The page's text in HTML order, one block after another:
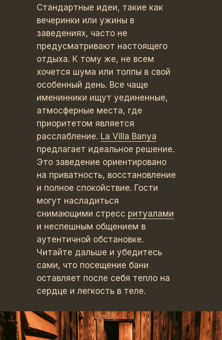
Стандартные идеи, такие как
вечеринки или ужины в
заведениях, часто не
предусматривают настоящего
отдыха. К тому же, не всем
хочется шума или толпы в свой
особенный день. Все чаще
именинники ищут уединенные,
атмосферные места, где
приоритетом является
расслабление. La Villa Banya
предлагает идеальное решение.
Это заведение ориентировано
на приватность, восстановление
и полное спокойствие. Гости
могут насладиться
снимающими стресс ритуалами
и неспешным общением в
аутентичной обстановке.
Читайте дальше и убедитесь
сами, что посещение бани
оставляет после себя тепло на
сердце и легкость в теле.